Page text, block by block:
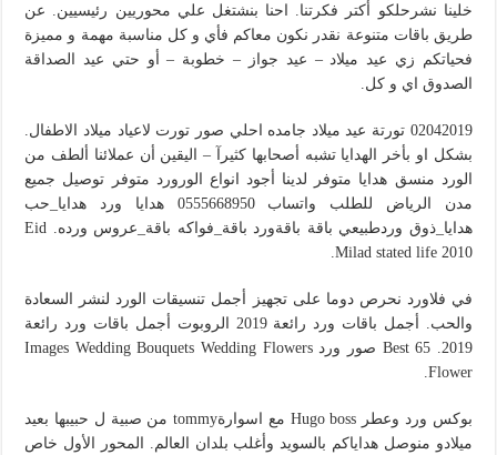
خلينا نشرحلكو أكتر فكرتنا. احنا بنشتغل علي محوريين رئيسيين. عن
طريق باقات متنوعة نقدر نكون معاكم فأي و كل مناسبة مهمة و مميزة
فحياتكم زي عيد ميلاد – عيد جواز – خطوبة – أو حتي عيد الصداقة
الصدوق اي و كل.
02042019 تورتة عيد ميلاد جامده احلي صور تورت لاعياد ميلاد الاطفال.
بشكل او بأخر الهدايا تشبه أصحابها كثيرآ – اليقين أن عملائنا ألطف من
الورد منسق هدايا متوفر لدينا أجود انواع الورورد متوفر توصيل جميع
مدن الرياض للطلب واتساب 0555668950 هدايا ورد هدايا_حب
هدايا_ذوق وردطبيعي باقة باقةورد باقة_فواكه باقة_عروس ورده. Eid
Milad stated life 2010.
في فلاورد نحرص دوما على تجهيز أجمل تنسيقات الورد لنشر السعادة
والحب. أجمل باقات ورد رائعة 2019 الروبوت أجمل باقات ورد رائعة
2019. 65 Best صور ورد Images Wedding Bouquets Wedding Flowers
Flower.
بوكس ورد وعطر Hugo boss مع اسوارةtommy من صبية ل حبيبها بعيد
ميلادو منوصل هداياكم بالسويد وأغلب بلدان العالم. المحور الأول خاص